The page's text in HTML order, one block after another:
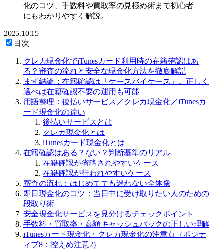
化のコツ、手数料や買取率の見極め術まで初心者
にもわかりやすく解説。
2025.10.15
目次
クレカ現金化でiTunesカード利用時の在籍確認はあ
る？審査の流れと安全な現金化方法を徹底解説
まず結論：在籍確認は「ケースバイケース」。正しく
選べば在籍確認不要の運用も可能
用語整理：後払いサービス／クレカ現金化／iTunesカ
ード現金化の違い
後払いサービスとは
クレカ現金化とは
iTunesカード現金化とは
在籍確認はある？ない？判断基準のリアル
在籍確認が省略されやすいケース
在籍確認が行われやすいケース
審査の流れ：はじめてでも迷わない全体像
即日現金化のコツ：当日中に受け取りたい人のための
段取り術
安全現金化サービスを見分けるチェックポイント
手数料・買取率・高額キャッシュバックの正しい理解
iTunesカード現金化・クレカ現金化の注意点（ポジテ
ィブ8：控えめ注意2）